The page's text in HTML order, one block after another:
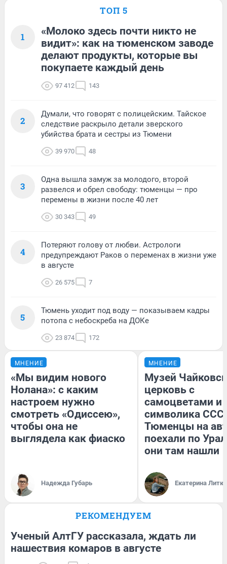
ТОП 5
1
«Молоко здесь почти никто не
видит»: как на тюменском заводе
делают продукты, которые вы
покупаете каждый день
97 412 143
2
Думали, что говорят с полицейским. Тайское
следствие раскрыло детали зверского
убийства брата и сестры из Тюмени
39 970 48
3
Одна вышла замуж за молодого, второй
развелся и обрел свободу: тюменцы — про
перемены в жизни после 40 лет
30 343 49
4
Потеряют голову от любви. Астрологи
предупреждают Раков о переменах в жизни уже
в августе
26 575 7
5
Тюмень уходит под воду — показываем кадры
потопа с небоскреба на ДОКе
23 874 172
МНЕНИЕ
«Мы видим нового
Нолана»: с каким
настроем нужно
смотреть «Одиссею»,
чтобы она не
выглядела как фиаско
Надежда Губарь
МНЕНИЕ
Музей
церковь с
самоцветами и
символика
Тюменцы на
поехали по
они там нашли
Екатерина
РЕКОМЕНДУЕМ
Ученый АлтГУ рассказала, ждать ли
нашествия комаров в августе